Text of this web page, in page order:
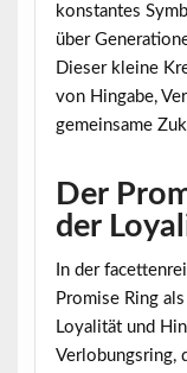
konstantes
über
Dieser kleine
von Hingabe,
gemeinsame
Der
der
In der
Promise Ring
Loyalität und
Verlobungsring,